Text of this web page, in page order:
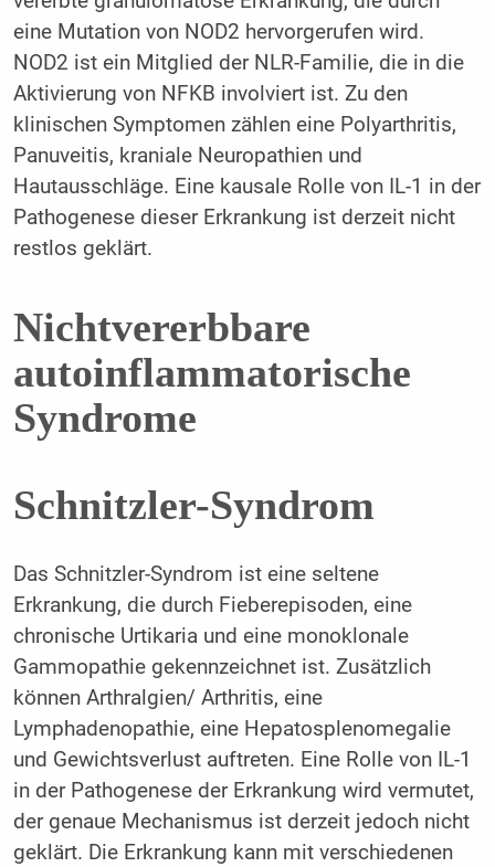
eine Mutation von NOD2 hervorgerufen wird.
NOD2 ist ein Mitglied der NLR-Familie, die in die
Aktivierung von NFKB involviert ist. Zu den
klinischen Symptomen zählen eine Polyarthritis,
Panuveitis, kraniale Neuropathien und
Hautausschläge. Eine kausale Rolle von IL-1 in der
Pathogenese dieser Erkrankung ist derzeit nicht
restlos geklärt.
Nichtvererbbare
autoinflammatorische
Syndrome
Schnitzler-Syndrom
Das Schnitzler-Syndrom ist eine seltene
Erkrankung, die durch Fieberepisoden, eine
chronische Urtikaria und eine monoklonale
Gammopathie gekennzeichnet ist. Zusätzlich
können Arthralgien/ Arthritis, eine
Lymphadenopathie, eine Hepatosplenomegalie
und Gewichtsverlust auftreten. Eine Rolle von IL-1
in der Pathogenese der Erkrankung wird vermutet,
der genaue Mechanismus ist derzeit jedoch nicht
geklärt. Die Erkrankung kann mit verschiedenen